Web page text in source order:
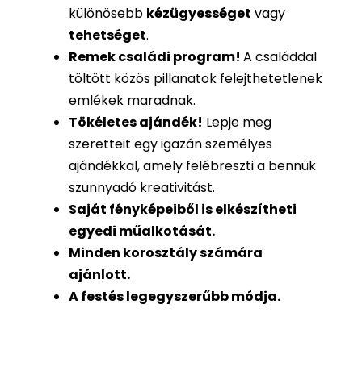
különösebb kézügyességet vagy
tehetséget.
Remek családi program! A családdal
töltött közös pillanatok felejthetetlenek
emlékek maradnak.
Tökéletes ajándék! Lepje meg
szeretteit egy igazán személyes
ajándékkal, amely felébreszti a bennük
szunnyadó kreativitást.
Saját fényképeiből iselkészítheti
egyedi műalkotását.
Minden korosztály számára
ajánlott.
A festés legegyszerűbb módja.